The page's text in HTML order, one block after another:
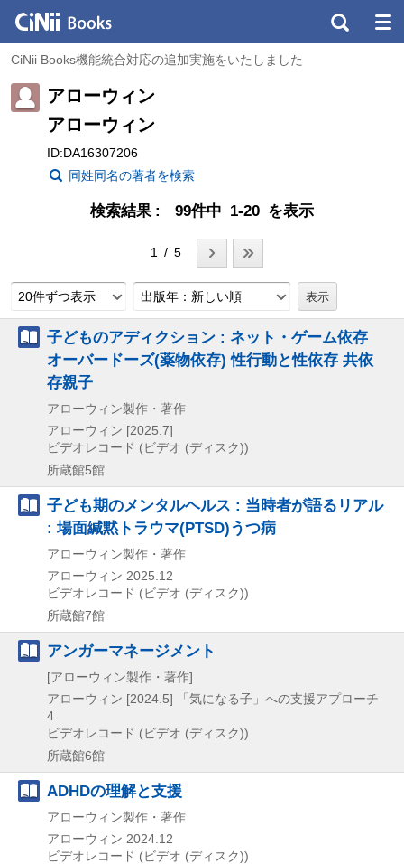
CiNii Books機能統合対応の追加実施をいたしました
アローウィン
アローウィン
ID:DA16307206
同姓同名の著者を検索
検索結果 99件中 1-20 を表示
1 / 5
20件ずつ表示 出版年：新しい順
子どものアディクション : ネット・ゲーム依存
オーバードーズ(薬物依存) 性行動と性依存 共依
存親子
アローウィン製作・著作
アローウィン [2025.7]
ビデオレコード (ビデオ (ディスク))
所蔵館5館
子ども期のメンタルヘルス : 当時者が語るリアル
: 場面緘黙トラウマ(PTSD)うつ病
アローウィン製作・著作
アローウィン 2025.12
ビデオレコード (ビデオ (ディスク))
所蔵館7館
アンガーマネージメント
[アローウィン製作・著作]
アローウィン [2024.5]
「気になる子」への支援アプローチ
4
ビデオレコード (ビデオ (ディスク))
所蔵館6館
ADHDの理解と支援
アローウィン製作・著作
アローウィン 2024.12
ビデオレコード (ビデオ (ディスク))